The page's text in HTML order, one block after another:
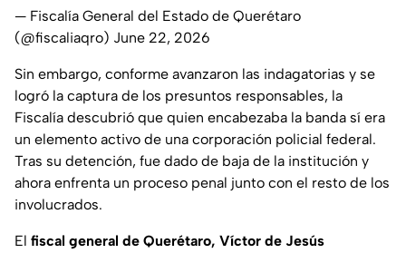
— Fiscalía General del Estado de Querétaro
(@fiscaliaqro) June 22, 2026
Sin embargo, conforme avanzaron las indagatorias y se
logró la captura de los presuntos responsables, la
Fiscalía descubrió que quien encabezaba la banda sí era
un elemento activo de una corporación policial federal.
Tras su detención, fue dado de baja de la institución y
ahora enfrenta un proceso penal junto con el resto de los
involucrados.
El fiscal general de Querétaro, Víctor de Jesús